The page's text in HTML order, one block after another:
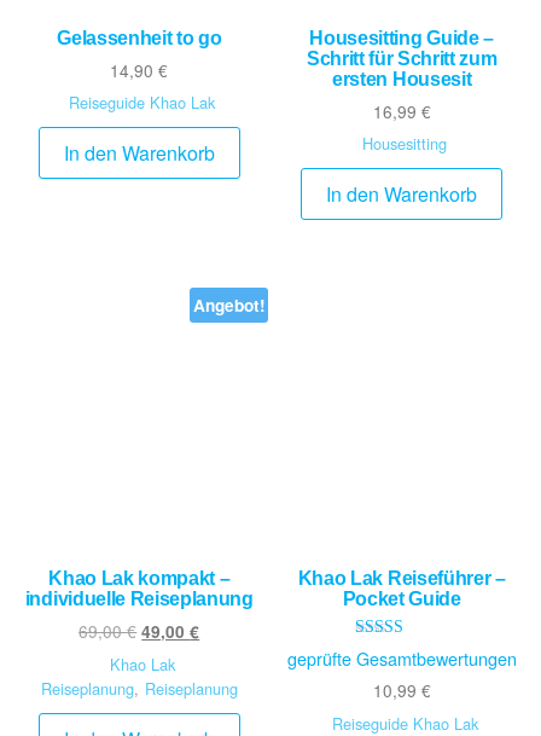
Gelassenheit to go
14,90€
Reiseguide Khao Lak
In den Warenkorb
Housesitting Guide –
Schritt für Schritt zum
ersten Housesit
16,99 €
Housesitting
In den Warenkorb
Angebot!
Khao Lak kompakt –
individuelle Reiseplanung
69,00€ 49,00€
Khao Lak
Reiseplanung, Reiseplanung
Khao Lak Reiseführer –
Pocket Guide
Bewertet mit
5.00
von 5
geprüfte Gesamtbewertungen
10,99 €
Reiseguide Khao Lak